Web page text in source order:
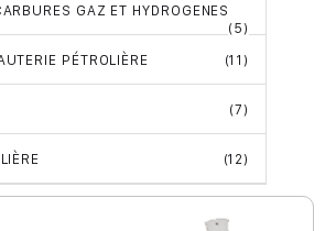
GAZ ET HYDROGENES
(5)
PÉTROLIÈRE
(11)
(7)
(12)